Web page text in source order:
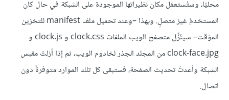
محليًا، وستُستعمَل مكان نظيراتها الموجودة على الشبكة في حال كان
المستخدمُ غيرَ متصلٍ. وبهذا –وعند تحميل ملف manifest للتخزين
المؤقت– سينُزِّل متصفح الويب الملفات clock.css و clock.js و
clock-face.jpg من المجلد الجذر لخادوم الويب، ثم إذا أزلتَ مقبس
الشبكة وأعدتَ تحديث الصفحة، فستبقى كل تلك الموارد متوفرةً دون
اتصال.